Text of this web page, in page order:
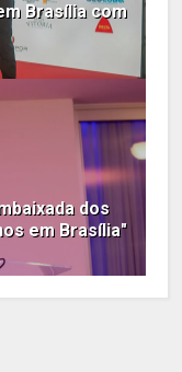
Brasília com
dos
em Brasília"